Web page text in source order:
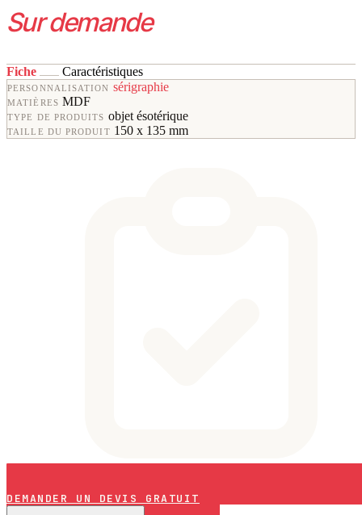
Sur demande
Fiche Caractéristiques
PERSONNALISATION sérigraphie
MATIÈRES MDF
TYPE DE PRODUITS objet ésotérique
TAILLE DU PRODUIT 150 x 135 mm
DEMANDER UN DEVIS GRATUIT